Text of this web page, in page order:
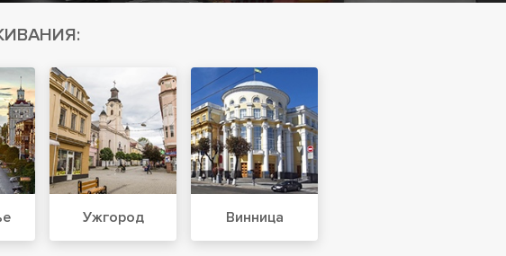
Ужгород Винница